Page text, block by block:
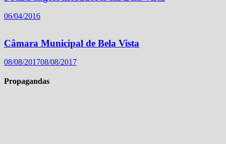
06/04/2016
Câmara Municipal de Bela Vista
08/08/201708/08/2017
Propagandas